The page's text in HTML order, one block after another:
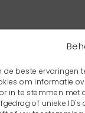
de beste ervaringen
om informatie
in te stemmen met
of unieke